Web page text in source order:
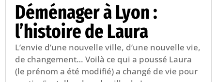
Déménager à Lyon :
l’histoire de Laura
L’envie d’une nouvelle ville, d’une nouvelle vie,
de changement… Voilà ce qui a poussé Laura
(le prénom a été modifié) a changé de vie pour